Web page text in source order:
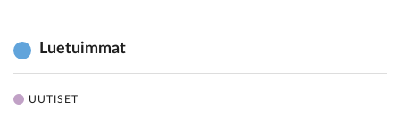
Luetuimmat
UUTISET